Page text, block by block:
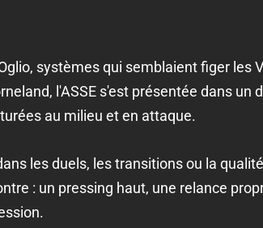
systèmes qui semblaient figer
l'ASSE s'est présentée dans
au milieu et en attaque.
les duels, les transitions ou la
: un pressing haut, une relance